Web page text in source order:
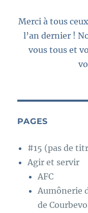
Merci à tous
l’an dernier !
vous tous et
PAGES
#15 (pas de
Agir et servir
AFC
Aumônerie
de